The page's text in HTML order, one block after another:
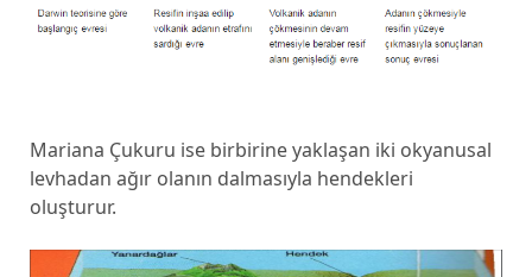
Mariana Çukuru ise birbirine yaklaşan iki okyanusal
levhadan ağır olanın dalmasıyla hendekleri
oluşturur.